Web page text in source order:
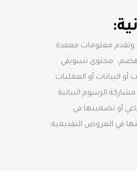
وتقدم معلومات معقدة
محتوى تسويقي
أو البيانات أو العمليات
الرسوم البيانية
أو تضمينها في
في العروض التقديمية.